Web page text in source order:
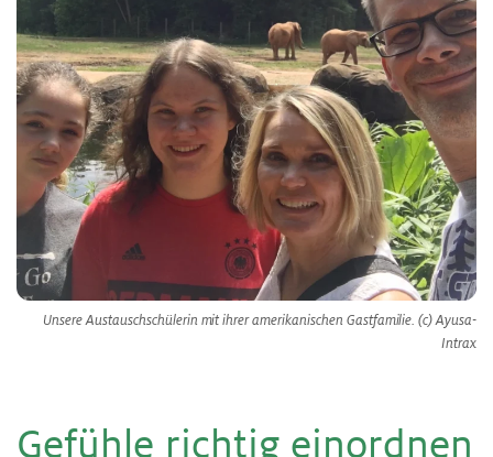
Unsere Austauschschülerin mit ihrer amerikanischen Gastfamilie. (c) Ayusa-
Intrax
Ge­füh­le rich­tig ein­ord­nen